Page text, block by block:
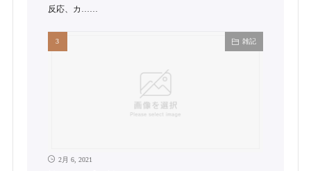
反応、カ……
雑記
2月 6, 2021